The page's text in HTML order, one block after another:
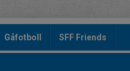
Gåfotboll SFF Friends